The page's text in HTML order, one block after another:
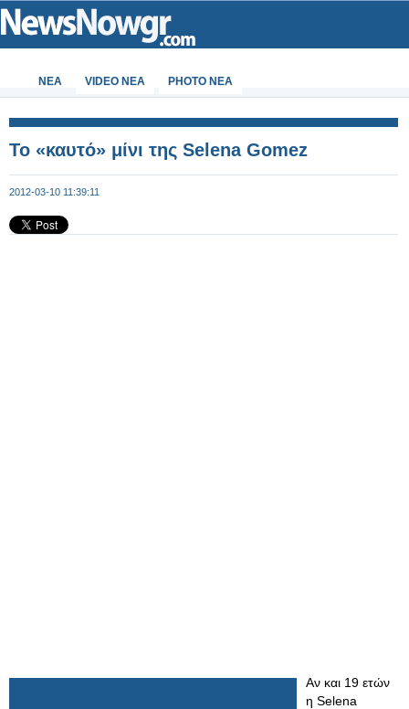
ΝΕΑ VIDEO NEA PHOTO NEA
Το «καυτό» μίνι της Selena Gomez
2012-03-10 11:39:11
Αν και 19 ετών
η Selena